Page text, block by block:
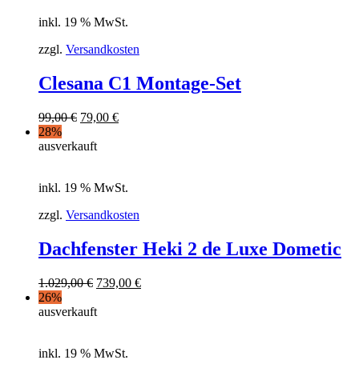
inkl. 19 % MwSt.
zzgl. Versandkosten
Clesana C1 Montage-Set
99,00€ 79,00 €
28%
ausverkauft
inkl. 19 % MwSt.
zzgl. Versandkosten
Dachfenster Heki 2 de Luxe Dometic
1.029,00€ 739,00 €
26%
ausverkauft
inkl. 19 % MwSt.